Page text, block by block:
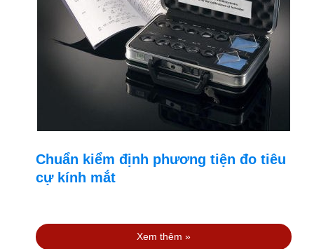
Chuẩn kiểm định phương tiện đo tiêu
cự kính mắt
Xem thêm »